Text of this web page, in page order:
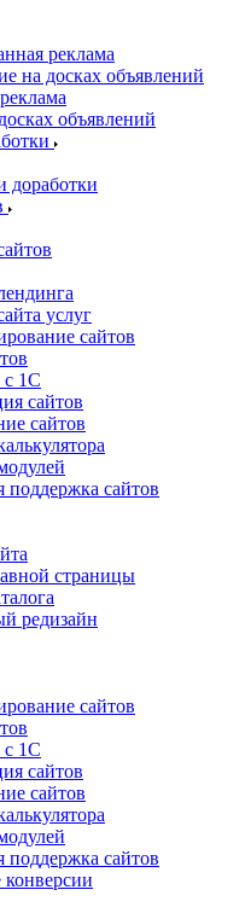
реклама
на досках объявлений
объявлений
доработки
услуг
сайтов
с 1С
сайтов
сайтов
поддержка сайтов
страницы
редизайн
сайтов
с 1С
сайтов
сайтов
поддержка сайтов